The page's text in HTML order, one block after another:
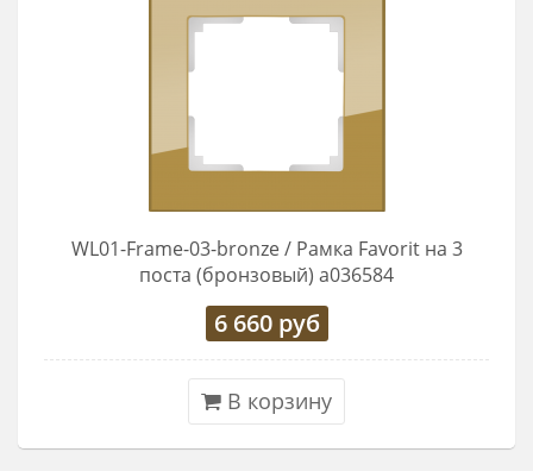
WL01-Frame-03-bronze / Рамка Favorit на 3
поста (бронзовый) a036584
6 660руб
В корзину